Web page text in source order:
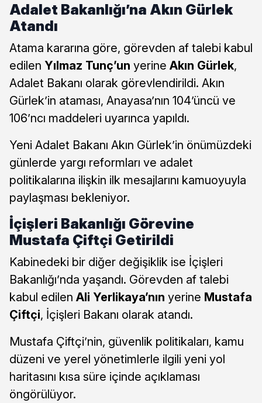
Adalet Bakanlığı’na Akın Gürlek
Atandı
Atama kararına göre, görevden af talebi kabul
edilen Yılmaz Tunç’un yerine Akın Gürlek,
Adalet Bakanı olarak görevlendirildi. Akın
Gürlek’in ataması, Anayasa’nın 104’üncü ve
106’ncı maddeleri uyarınca yapıldı.
Yeni Adalet Bakanı Akın Gürlek’in önümüzdeki
günlerde yargı reformları ve adalet
politikalarına ilişkin ilk mesajlarını kamuoyuyla
paylaşması bekleniyor.
İçişleri Bakanlığı Görevine
Mustafa Çiftçi Getirildi
Kabinedeki bir diğer değişiklik ise İçişleri
Bakanlığı’nda yaşandı. Görevden af talebi
kabul edilen Ali Yerlikaya’nın yerine Mustafa
Çiftçi, İçişleri Bakanı olarak atandı.
Mustafa Çiftçi’nin, güvenlik politikaları, kamu
düzeni ve yerel yönetimlerle ilgili yeni yol
haritasını kısa süre içinde açıklaması
öngörülüyor.